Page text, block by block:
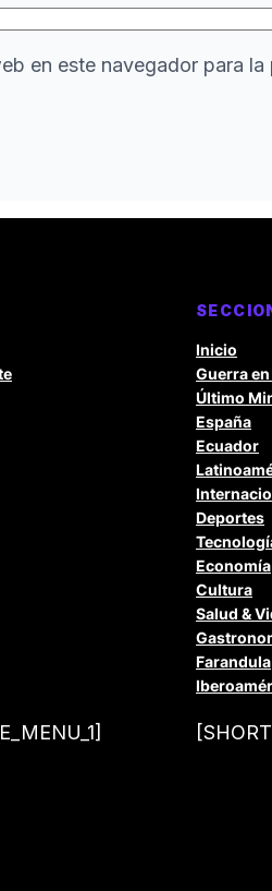
en este navegador para
Inicio
Guerra
Último
España
Ecuador
Deportes
Economía
Cultura
Salud &
Farandula